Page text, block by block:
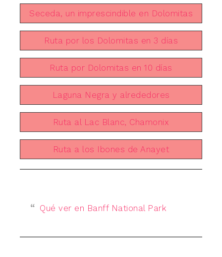
Seceda, un imprescindible en Dolomitas
Ruta por los Dolomitas en 3 días
Ruta por Dolomitas en 10 días
Laguna Negra y alrededores
Ruta al Lac Blanc, Chamonix
Ruta a los Ibones de Anayet
Qué ver en Banff National Park